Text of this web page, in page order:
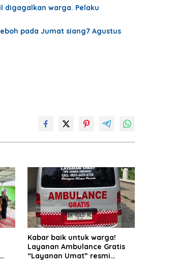
digagalkan warga. Pelaku
pada Jumat siang7 Agustus
Kabar baik untuk warga!
Layanan Ambulance Gratis
“Layanan Umat” resmi